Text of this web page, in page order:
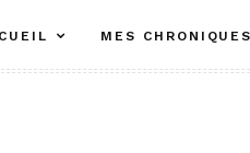
MES CHRONIQUES